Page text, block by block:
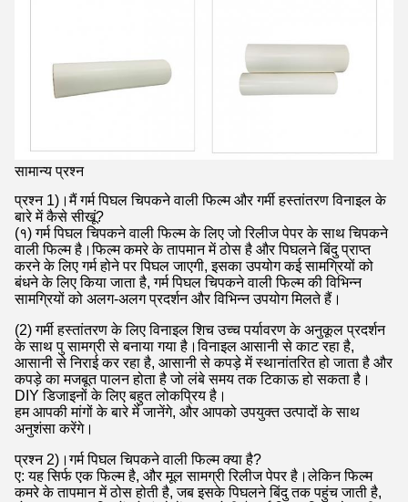
सामान्य प्रश्न
प्रश्न 1)।मैं गर्म पिघल चिपकने वाली फिल्म और गर्मी हस्तांतरण विनाइल के
बारे में कैसे सीखूं?
(१) गर्म पिघल चिपकने वाली फिल्म के लिए जो रिलीज पेपर के साथ चिपकने
वाली फिल्म है।फिल्म कमरे के तापमान में ठोस है और पिघलने बिंदु प्राप्त
करने के लिए गर्म होने पर पिघल जाएगी, इसका उपयोग कई सामग्रियों को
बंधने के लिए किया जाता है, गर्म पिघल चिपकने वाली फिल्म की विभिन्न
सामग्रियों को अलग-अलग प्रदर्शन और विभिन्न उपयोग मिलते हैं।
(2) गर्मी हस्तांतरण के लिए विनाइल शिच उच्च पर्यावरण के अनुकूल प्रदर्शन
के साथ पु सामग्री से बनाया गया है।विनाइल आसानी से काट रहा है,
आसानी से निराई कर रहा है, आसानी से कपड़े में स्थानांतरित हो जाता है और
कपड़े का मजबूत पालन होता है जो लंबे समय तक टिकाऊ हो सकता है।
DIY डिजाइनों के लिए बहुत लोकप्रिय है।
हम आपकी मांगों के बारे में जानेंगे, और आपको उपयुक्त उत्पादों के साथ
अनुशंसा करेंगे।
प्रश्न 2)।गर्म पिघल चिपकने वाली फिल्म क्या है?
ए: यह सिर्फ एक फिल्म है, और मूल सामग्री रिलीज पेपर है।लेकिन फिल्म
कमरे के तापमान में ठोस होती है, जब इसके पिघलने बिंदु तक पहुंच जाती है,